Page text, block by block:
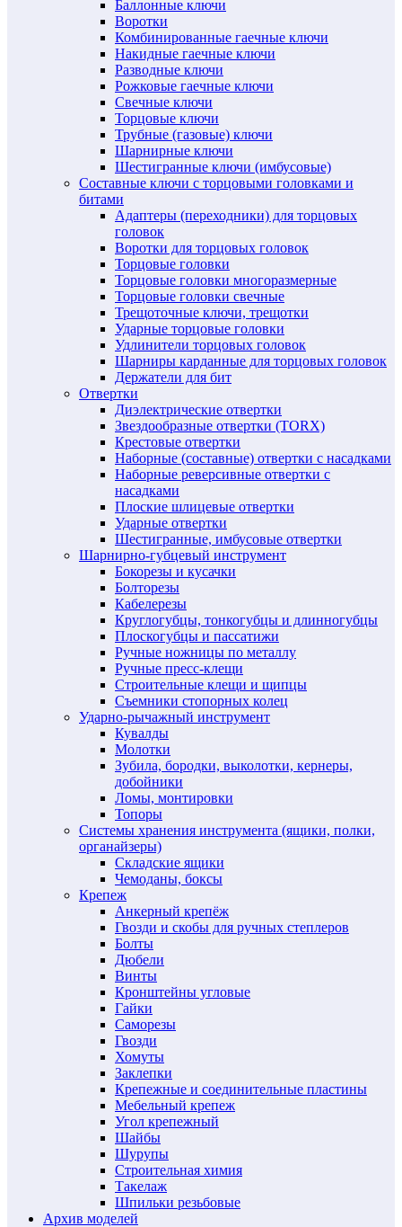
Баллонные ключи
Воротки
Комбинированные гаечные ключи
Накидные гаечные ключи
Разводные ключи
Рожковые гаечные ключи
Свечные ключи
Торцовые ключи
Трубные (газовые) ключи
Шарнирные ключи
Шестигранные ключи (имбусовые)
Составные ключи с торцовыми головками и
битами
Адаптеры (переходники) для торцовых
головок
Воротки для торцовых головок
Торцовые головки
Торцовые головки многоразмерные
Торцовые головки свечные
Трещоточные ключи, трещотки
Ударные торцовые головки
Удлинители торцовых головок
Шарниры карданные для торцовых головок
Держатели для бит
Отвертки
Диэлектрические отвертки
Звездообразные отвертки (TORX)
Крестовые отвертки
Наборные (составные) отвертки с насадками
Наборные реверсивные отвертки с
насадками
Плоские шлицевые отвертки
Ударные отвертки
Шестигранные, имбусовые отвертки
Шарнирно-губцевый инструмент
Бокорезы и кусачки
Болторезы
Кабелерезы
Круглогубцы, тонкогубцы и длинногубцы
Плоскогубцы и пассатижи
Ручные ножницы по металлу
Ручные пресс-клещи
Строительные клещи и щипцы
Съемники стопорных колец
Ударно-рычажный инструмент
Кувалды
Молотки
Зубила, бородки, выколотки, кернеры,
добойники
Ломы, монтировки
Топоры
Системы хранения инструмента (ящики, полки,
органайзеры)
Складские ящики
Чемоданы, боксы
Крепеж
Анкерный крепёж
Гвозди и скобы для ручных степлеров
Болты
Дюбели
Винты
Кронштейны угловые
Гайки
Саморезы
Гвозди
Хомуты
Заклепки
Крепежные и соединительные пластины
Мебельный крепеж
Угол крепежный
Шайбы
Шурупы
Строительная химия
Такелаж
Шпильки резьбовые
Архив моделей